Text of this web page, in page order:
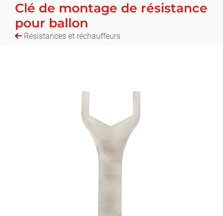
Clé de montage de résistance
pour ballon
Résistances et réchauffeurs